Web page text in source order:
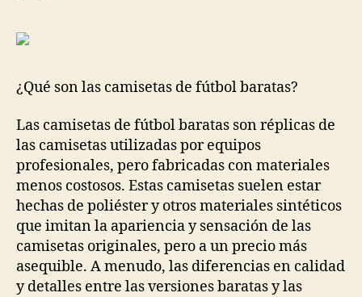
¿Qué son las camisetas de fútbol baratas?
Las camisetas de fútbol baratas son réplicas de
las camisetas utilizadas por equipos
profesionales, pero fabricadas con materiales
menos costosos. Estas camisetas suelen estar
hechas de poliéster y otros materiales sintéticos
que imitan la apariencia y sensación de las
camisetas originales, pero a un precio más
asequible. A menudo, las diferencias en calidad
y detalles entre las versiones baratas y las